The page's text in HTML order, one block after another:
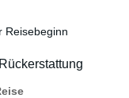
Reisebeginn